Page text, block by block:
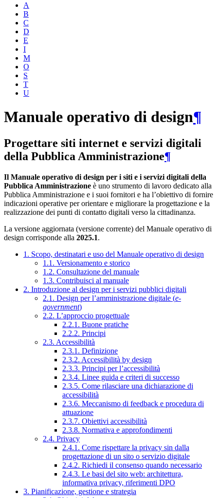
A
B
C
D
E
I
M
O
S
T
U
Manuale operativo di design¶
Progettare siti internet e servizi digitali
della Pubblica Amministrazione¶
Il Manuale operativo di design per i siti e i servizi digitali della
Pubblica Amministrazione è uno strumento di lavoro dedicato alla
Pubblica Amministrazione e i suoi fornitori e ha l’obiettivo di fornire
indicazioni operative per orientare e migliorare la progettazione e la
realizzazione dei punti di contatto digitali verso la cittadinanza.
La versione aggiornata (versione corrente) del Manuale operativo di
design corrisponde alla 2025.1.
1. Scopo, destinatari e uso del Manuale operativo di design
1.1. Versionamento e storico
1.2. Consultazione del manuale
1.3. Contribuisci al manuale
2. Introduzione al design per i servizi pubblici digitali
2.1. Design per l’amministrazione digitale (e-
government)
2.2. L’approccio progettuale
2.2.1. Buone pratiche
2.2.2. Principi
2.3. Accessibilità
2.3.1. Definizione
2.3.2. Accessibilità by design
2.3.3. Principi per l’accessibilità
2.3.4. Linee guida e criteri di successo
2.3.5. Come rilasciare una dichiarazione di
accessibilità
2.3.6. Meccanismo di feedback e procedura di
attuazione
2.3.7. Obiettivi accessibilità
2.3.8. Normativa e approfondimenti
2.4. Privacy
2.4.1. Come rispettare la privacy sin dalla
progettazione di un sito o servizio digitale
2.4.2. Richiedi il consenso quando necessario
2.4.3. Le basi del sito web: architettura,
informativa privacy, riferimenti DPO
3. Pianificazione, gestione e strategia